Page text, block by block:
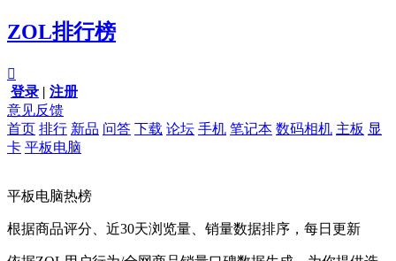
ZOL排行榜

登录 | 注册
意见反馈
首页 排行 新品 问答 下载 论坛 手机 笔记本 数码相机 主板 显
卡 平板电脑
平板电脑热榜
根据商品评分、近30天浏览量、销量数据排序，每日更新